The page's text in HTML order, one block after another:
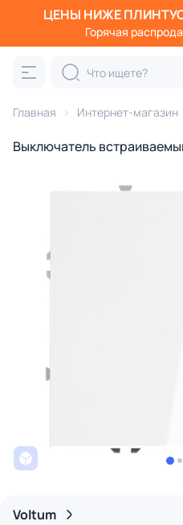
ЦЕНЫ НИЖЕ
Горячая
Главная Интернет-магазин
Выключатель
(белый глянцевый)
Voltum